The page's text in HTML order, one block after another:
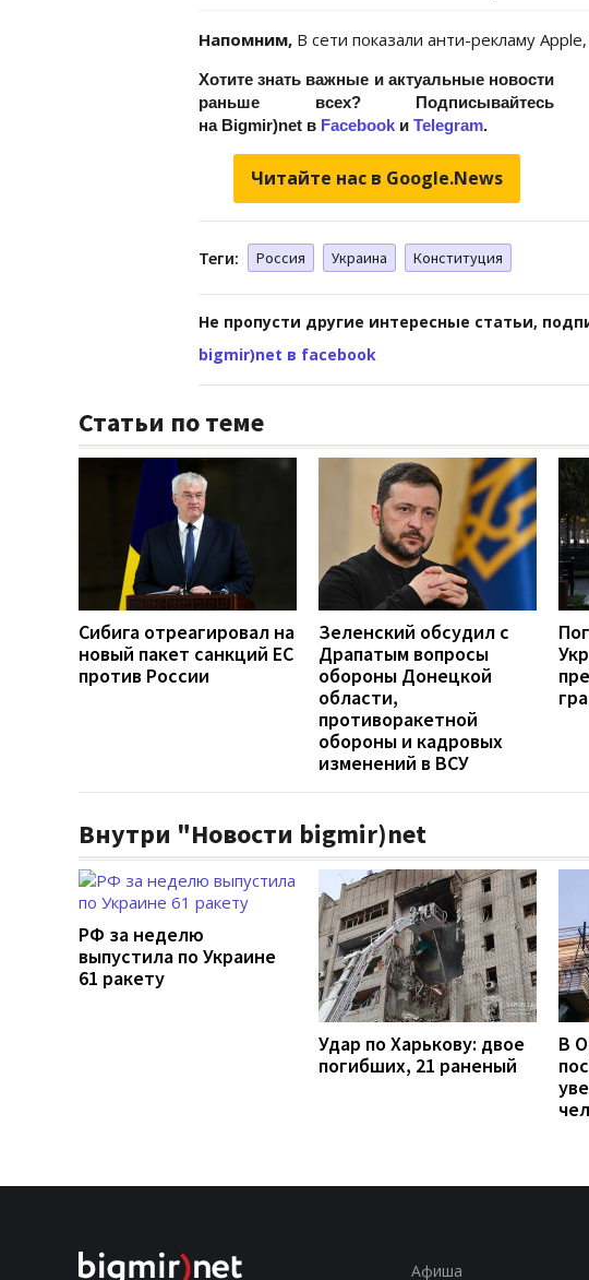
Напомним, В сети показали анти-рекламу
Хотите знать важные и актуальные новости
раньше всех? Подписывайтесь
на Bigmir)net в Facebook и Telegram.
Читайте нас в Google.News
Теги: Россия Украина Конституция
Не пропусти другие интересные статьи,
bigmir)net в facebook
Статьи по теме
Сибига отреагировал на
новый пакет санкций ЕС
против России
Зеленский обсудил с
Драпатым вопросы
обороны Донецкой
области,
противоракетной
обороны и кадровых
изменений в ВСУ
Внутри "Новости bigmir)net
РФ за неделю
выпустила по Украине
61 ракету
Удар по Харькову: двое
погибших, 21 раненый
В
Афиша